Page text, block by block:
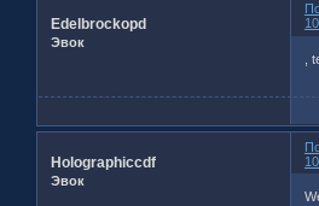
Edelbrockopd
Эвок
,
Holographiccdf
Эвок